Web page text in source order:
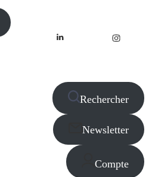
Rechercher
Newsletter
Compte